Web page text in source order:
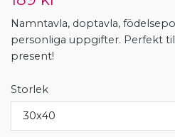
Namntavla, doptavla,
personliga uppgifter. Perfekt
present!
Storlek
30x40